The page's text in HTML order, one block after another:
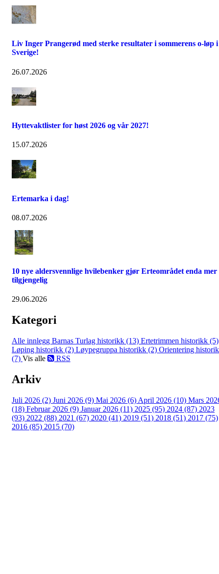
Liv Inger Prangerød med sterke resultater i sommerens o-løp i
Sverige!
26.07.2026
Hyttevaktlister for høst 2026 og vår 2027!
15.07.2026
Ertemarka i dag!
08.07.2026
10 nye aldersvennlige hvilebenker gjør Erteområdet enda mer
tilgjengelig
29.06.2026
Kategori
Alle innlegg Barnas Turlag historikk (13) Ertetrimmen historikk (5)
Løping historikk (2) Løypegruppa historikk (2) Orientering
(7) Vis alle RSS
Arkiv
Juli 2026 (2) Juni 2026 (9) Mai 2026 (6) April 2026 (10) Mars
(18) Februar 2026 (9) Januar 2026 (11) 2025 (95) 2024 (87) 2023
(93) 2022 (88) 2021 (67) 2020 (41) 2019 (51) 2018 (51) 2017 (75)
2016 (85) 2015 (70)